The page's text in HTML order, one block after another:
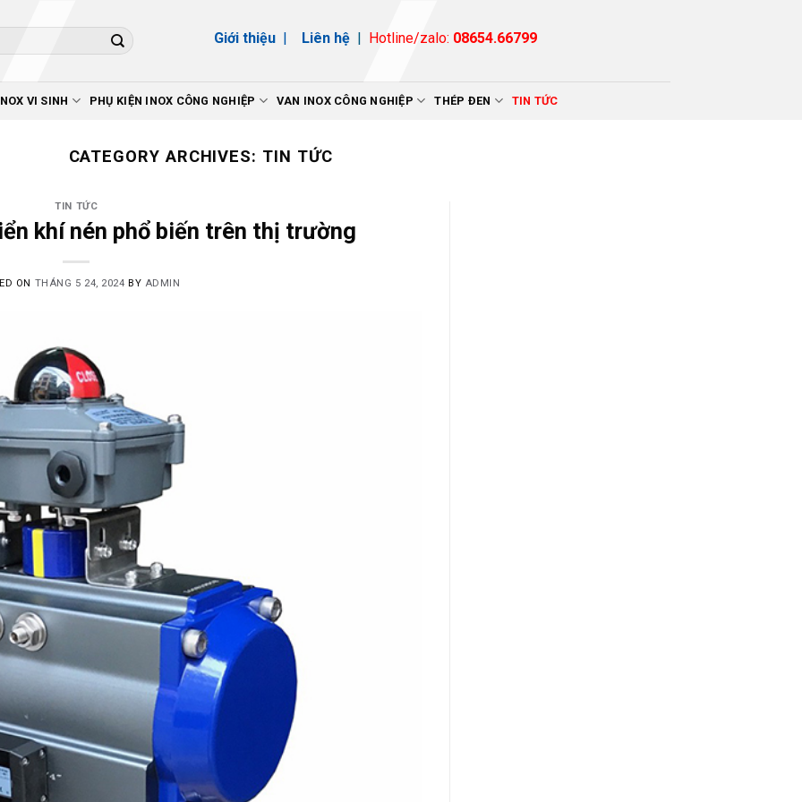
Giới thiệu | Liên hệ | Hotline/zalo: 08654.66799
VI SINH PHỤ KIỆN INOX CÔNG NGHIỆP VAN INOX CÔNG NGHIỆP THÉP ĐEN TIN TỨC
CATEGORY ARCHIVES: TIN TỨC
TIN TỨC
khí nén phổ biến trên thị trường
ON THÁNG 5 24, 2024 BY ADMIN